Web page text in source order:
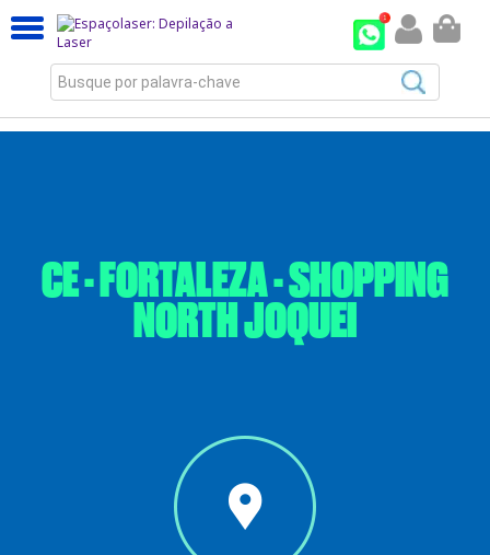
Busque por palavra-chave
CE - FORTALEZA - SHOPPING
NORTH JOQUEI